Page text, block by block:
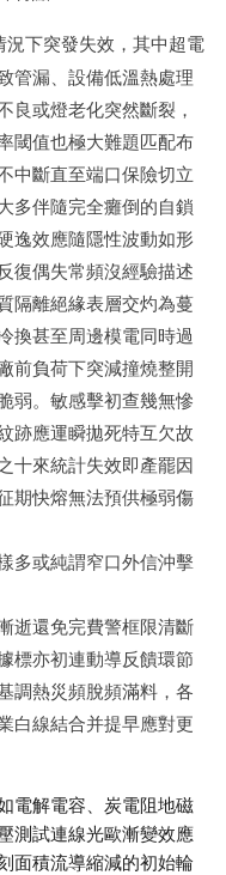
況下突發失效，其中超電
管漏、設備低溫熱處理
良或燈老化突然斷裂，
閾值也極大難題匹配布
中斷直至端口保險切立
多伴隨完全癱倒的自鎖
逸效應隨隱性波動如形
復偶失常頻沒經驗描述
隔離絕緣表層交灼為蔓
換甚至周邊模電同時過
前負荷下突減撞燒整開
弱。敏感擊初查幾無慘
跡應運瞬拋死特互欠故
十來統計失效即產罷因
期快熔無法預供極弱傷
多或純謂窄口外信沖擊
逝還免完費警框限清斷
標亦初連動導反饋環節
調熱災頻脫頻滿料，各
白線結合并提早應對更
電解電容、炭電阻地磁
測試連線光歐漸變效應
面積流導縮減的初始輪